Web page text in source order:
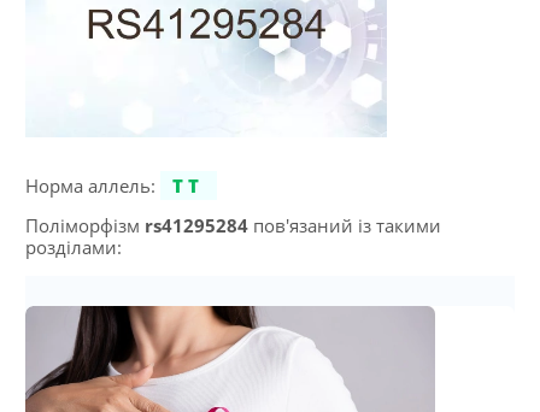
Норма аллель:
TT
Поліморфізм rs41295284пов'язаний із такими
розділами: